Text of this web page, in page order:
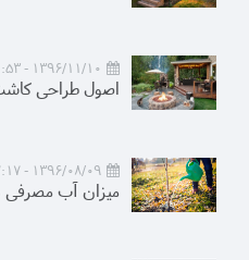
1396/11/10 - 10:53
اصول طراحی
1396/08/09 - 17:17
میزان آب مصرفی